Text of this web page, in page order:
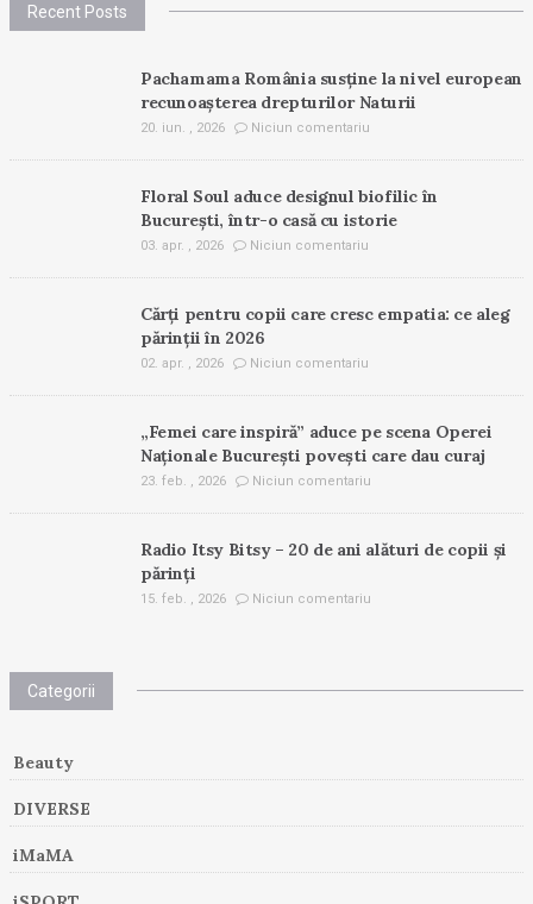
Recent Posts
Pachamama România susține la nivel european
recunoașterea drepturilor Naturii
20. iun. , 2026 Niciun comentariu
Floral Soul aduce designul biofilic în
București, într-o casă cu istorie
03. apr. , 2026 Niciun comentariu
Cărți pentru copii care cresc empatia: ce aleg
părinții în 2026
02. apr. , 2026 Niciun comentariu
„Femei care inspiră” aduce pe scena Operei
Naționale București povești care dau curaj
23. feb. , 2026 Niciun comentariu
Radio Itsy Bitsy – 20 de ani alături de copii și
părinți
15. feb. , 2026 Niciun comentariu
Categorii
Beauty
DIVERSE
iMaMA